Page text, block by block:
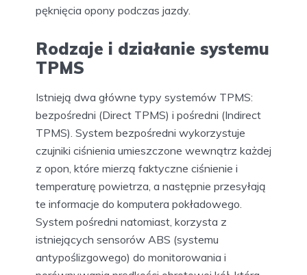
pęknięcia opony podczas jazdy.
Rodzaje i działanie systemu
TPMS
Istnieją dwa główne typy systemów TPMS:
bezpośredni (Direct TPMS) i pośredni (Indirect
TPMS). System bezpośredni wykorzystuje
czujniki ciśnienia umieszczone wewnątrz każdej
z opon, które mierzą faktyczne ciśnienie i
temperaturę powietrza, a następnie przesyłają
te informacje do komputera pokładowego.
System pośredni natomiast, korzysta z
istniejących sensorów ABS (systemu
antypoślizgowego) do monitorowania i